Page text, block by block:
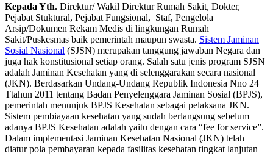
Kepada Yth. Direktur/ Wakil Direktur Rumah Sakit, Dokter,
Pejabat Stuktural, Pejabat Fungsional, Staf, Pengelola
Arsip/Dokumen Rekam Medis di lingkungan Rumah
Sakit/Puskesmas baik pemerintah maupun swasta. Sistem Jaminan
Sosial Nasional (SJSN) merupakan tanggung jawaban Negara dan
juga hak konstitusional setiap orang. Salah satu jenis program SJSN
adalah Jaminan Kesehatan yang di selenggarakan secara nasional
(JKN). Berdasarkan Undang-Undang Republik Indonesia Nno 24
Ttahun 2011 tentang Badan Penyelenggara Jaminan Sosial (BPJS),
pemerintah menunjuk BPJS Kesehatan sebagai pelaksana JKN.
Sistem pembiayaan kesehatan yang sudah berlangsung sebelum
adanya BPJS Kesehatan adalah yaitu dengan cara “fee for service”.
Dalam implementasi Jaminan Kesehatan Nasional (JKN) telah
diatur pola pembayaran kepada fasilitas kesehatan tingkat lanjutan